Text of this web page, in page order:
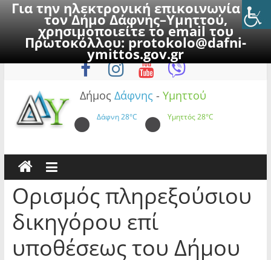
Για την ηλεκτρονική επικοινωνία με
τον Δήμο Δάφνης–Υμηττού,
χρησιμοποιείτε το email του
Πρωτοκόλλου:protokolo@dafni-
ymittos.gov.gr
to
Σάββατο, 8 Αυγούστου 2026
Δήμος Δάφνης - Υμηττού
Δάφνη28°C Υμηττός28°C
Ορισμός πληρεξούσιου
δικηγόρου επί
υποθέσεως του Δήμου